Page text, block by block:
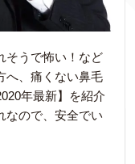
そうで怖い！など
へ、痛くない鼻毛
年最新】を紹介
なので、安全でい